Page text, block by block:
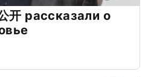
开 рассказали о